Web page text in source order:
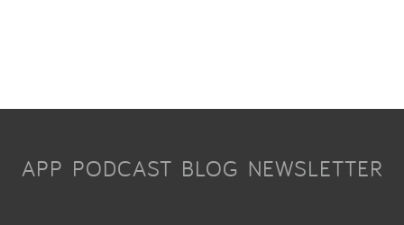
APP PODCAST BLOG NEWSLETTER